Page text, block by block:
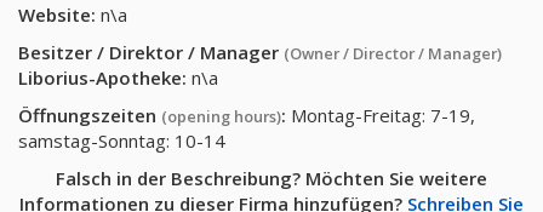
Website: n\a
Besitzer / Direktor / Manager (Owner / Director / Manager)
Liborius-Apotheke: n\a
Öffnungszeiten (opening hours): Montag-Freitag: 7-19,
samstag-Sonntag: 10-14
Falsch in der Beschreibung? Möchten Sie weitere
Informationen zu dieser Firma hinzufügen? Schreiben Sie